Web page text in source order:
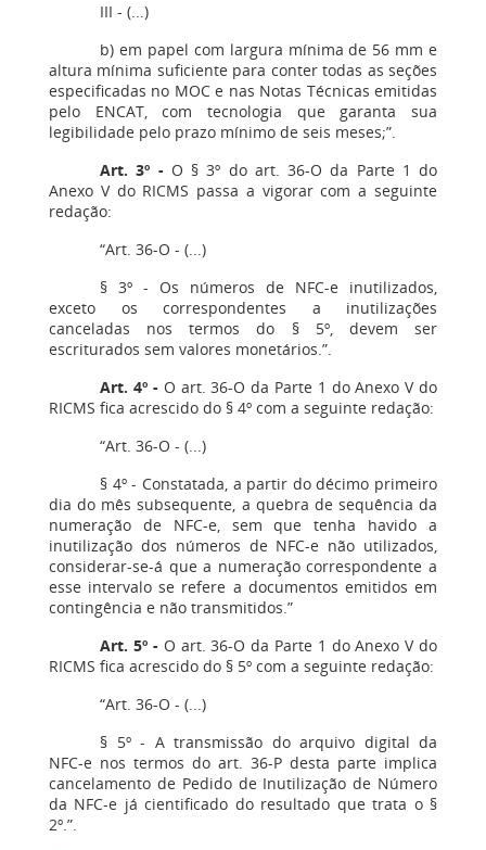
III - (...)
b) em papel com largura mínima de 56 mm e
altura mínima suficiente para conter todas as seções
especificadas no MOC e nas Notas Técnicas emitidas
pelo ENCAT, com tecnologia que garanta sua
legibilidade pelo prazo mínimo de seis meses;”.
Art. 3º - O § 3º do art. 36-O da Parte 1 do
Anexo V do RICMS passa a vigorar com a seguinte
redação:
“Art. 36-O - (...)
§ 3º - Os números de NFC-e inutilizados,
exceto os correspondentes a inutilizações
canceladas nos termos do § 5º, devem ser
escriturados sem valores monetários.”.
Art. 4º - O art. 36-O da Parte 1 do Anexo V do
RICMS fica acrescido do § 4º com a seguinte redação:
“Art. 36-O - (...)
§ 4º - Constatada, a partir do décimo primeiro
dia do mês subsequente, a quebra de sequência da
numeração de NFC-e, sem que tenha havido a
inutilização dos números de NFC-e não utilizados,
considerar-se-á que a numeração correspondente a
esse intervalo se refere a documentos emitidos em
contingência e não transmitidos.”
Art. 5º - O art. 36-O da Parte 1 do Anexo V do
RICMS fica acrescido do § 5º com a seguinte redação:
“Art. 36-O - (...)
§ 5º - A transmissão do arquivo digital da
NFC-e nos termos do art. 36-P desta parte implica
cancelamento de Pedido de Inutilização de Número
da NFC-e já cientificado do resultado que trata o §
2º.”.